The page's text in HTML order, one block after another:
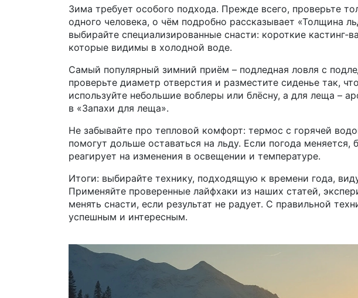
Зима требует особого подхода. Прежде всего, проверьте
одного человека, о чём подробно рассказывает «Толщина
выбирайте специализированные снасти: короткие
которые видимы в холодной воде.
Самый популярный зимний приём – подледная ловля с
проверьте диаметр отверстия и разместите сиденье так,
используйте небольшие воблеры или блёсну, а для леща –
в «Запахи для леща».
Не забывайте про тепловой комфорт: термос с горячей
помогут дольше оставаться на льду. Если погода
реагирует на изменения в освещении и температуре.
Итоги: выбирайте технику, подходящую к времени года,
Применяйте проверенные лайфхаки из наших статей,
менять снасти, если результат не радует. С правильной
успешным и интересным.